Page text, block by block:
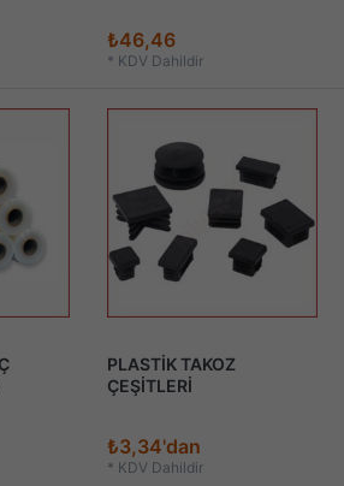
₺46,46
* KDV Dahildir
PLASTİK TAKOZ
ÇEŞİTLERİ
₺3,34'dan
* KDV Dahildir